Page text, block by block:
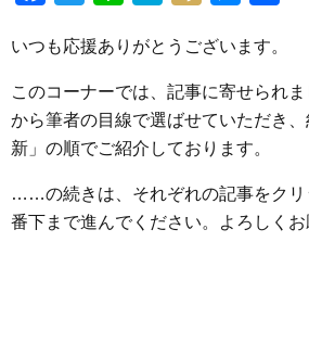
c
b
o
k
i
t
t
e
n
t
e
n
a
x
s
e
n
e
r
いつも応援ありがとうございます。
このコーナーでは、記事に寄せられ
から筆者の目線で選ばせていただき
新」の順でご紹介しております。
……の続きは、それぞれの記事をクリ
番下まで進んでください。よろしくお